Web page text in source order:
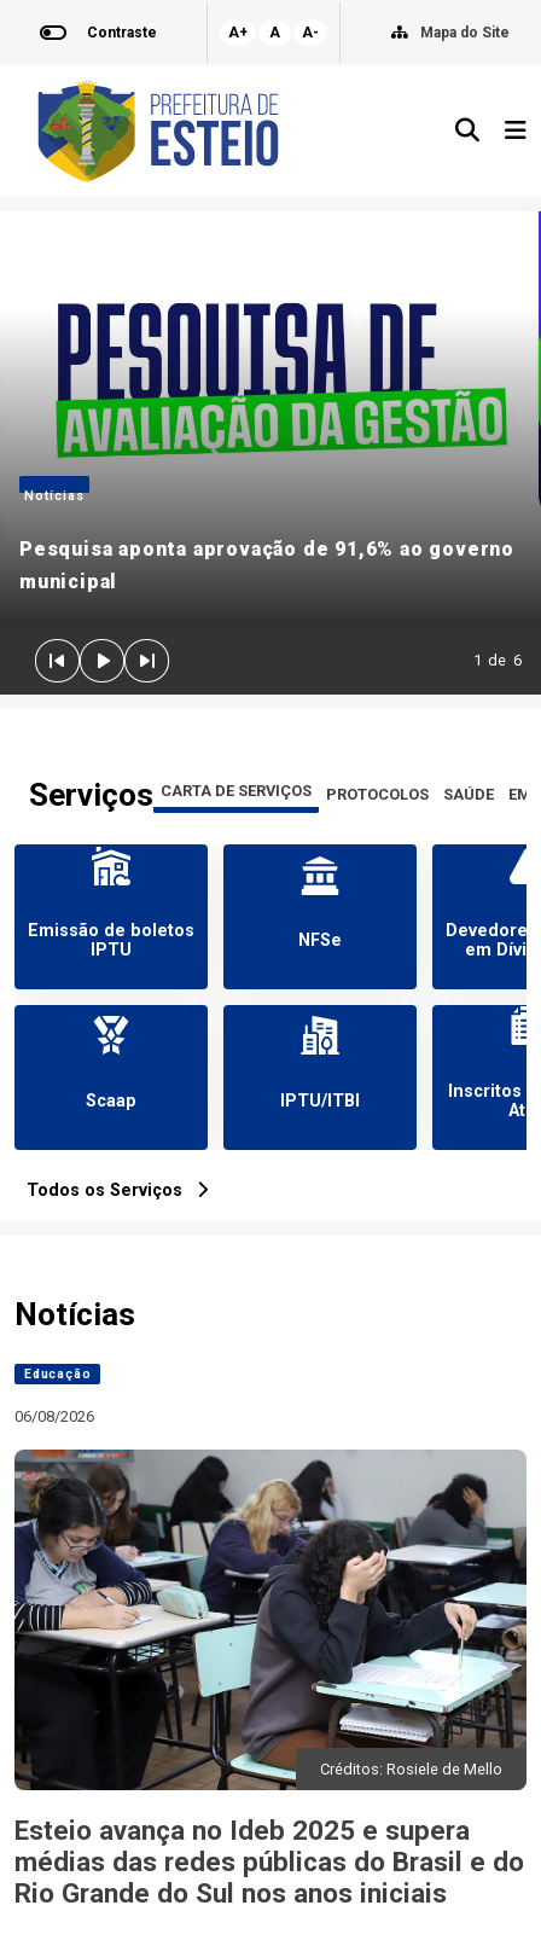
Contraste A+ A A- Mapa do Site
Notícias
Pesquisa aponta aprovação de 91,6% ao governo
municipal
1 de 6
Serviços CARTA DE SERVIÇOS PROTOCOLOS SAÚDE
Emissão de boletos
IPTU
Scaap
NFSe
IPTU/ITBI
em
Inscritos
Todos os Serviços
Notícias
Educação
06/08/2026
Créditos: Rosiele de Mello
Esteio avança no Ideb 2025 e supera
médias das redes públicas do Brasil e do
Rio Grande do Sul nos anos iniciais